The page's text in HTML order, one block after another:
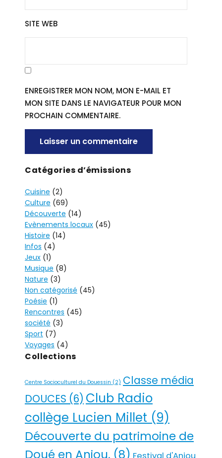
SITE WEB
ENREGISTRER MON NOM, MON E-MAIL ET
MON SITE DANS LE NAVIGATEUR POUR MON
PROCHAIN COMMENTAIRE.
A
T
E
R
N
A
T
I
V
E
:
Catégories d’émissions
Cuisine (2)
Culture (69)
Découverte (14)
Evènements locaux (45)
Histoire (14)
Infos (4)
Jeux (1)
Musique (8)
Nature (3)
Non catégorisé (45)
Poésie (1)
Rencontres (45)
société (3)
Sport (7)
Voyages (4)
Collections
Centre Socioculturel du Douessin (2) Classe média
DOUCES (6) Club Radio
collège Lucien Millet (9)
Découverte du patrimoine de
Doué en Anjou. (8) Festival d'Anjou